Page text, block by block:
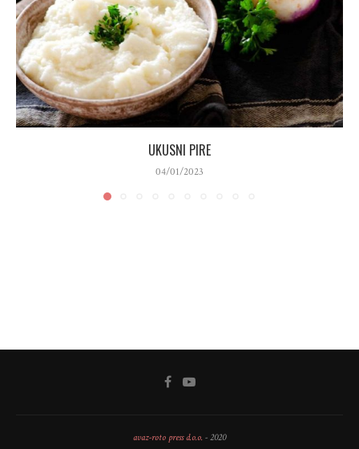
UKUSNI PIRE
04/01/2023
avaz-roto press d.o.o. - 2020